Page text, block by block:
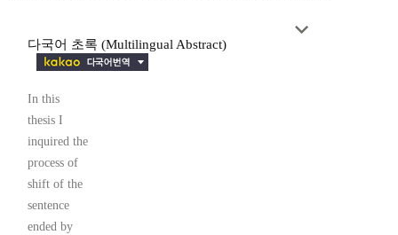
다국어 초록 (Multilingual Abstract)
In this
thesis I
inquired the
process of
shift of the
sentence
ended by